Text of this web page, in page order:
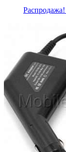
Распродажа!